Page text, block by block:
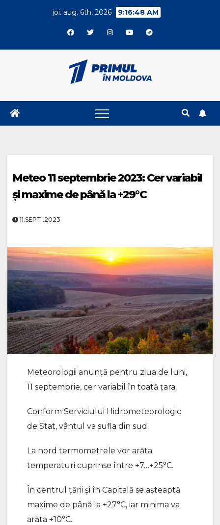
joi. aug. 6th, 2026 9:16:49 AM
Meteo 11 septembrie 2023: Cer variabil
și maxime de până la +29°C
11.SEPT..2023
Meteorologii anunță pentru ziua de luni,
11 septembrie, cer variabil în toată țara.
Conform Serviciului Hidrometeorologic
de Stat, vântul va sufla din sud.
La nord termometrele vor arăta
temperaturi cuprinse între +7…+25°C.
În centrul țării și în Capitală se așteaptă
maxime de până la +27°C, iar minima va
arăta +10°C.